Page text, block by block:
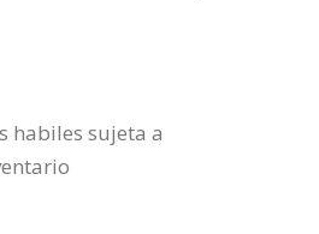
habiles sujeta a